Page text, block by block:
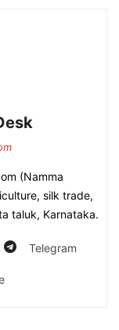
(Namma
silk trade,
taluk, Karnataka.
Telegram